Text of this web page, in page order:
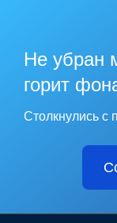
Не убран
горит
Столкнулись с